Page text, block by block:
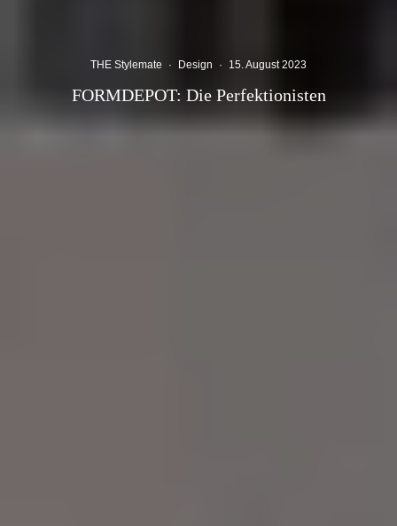
THE Stylemate · Design · 15. August 2023
FORMDEPOT: Die Perfektionisten